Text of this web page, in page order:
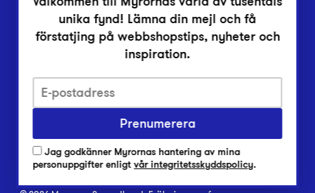
Integritetsskyddspolicy
Har du frågor om onlineköp, leverans eller retur?
Har du frågor om vår verksamhet?
Vanliga frågor om Myrorna
unika fynd! Lämna din mejl och få
förstatjing på webbshopstips, nyheter och
inspiration.
Prenumerera
Jag godkänner Myrornas hantering av mina
personuppgifter enligtvår integritetsskyddspolicy.